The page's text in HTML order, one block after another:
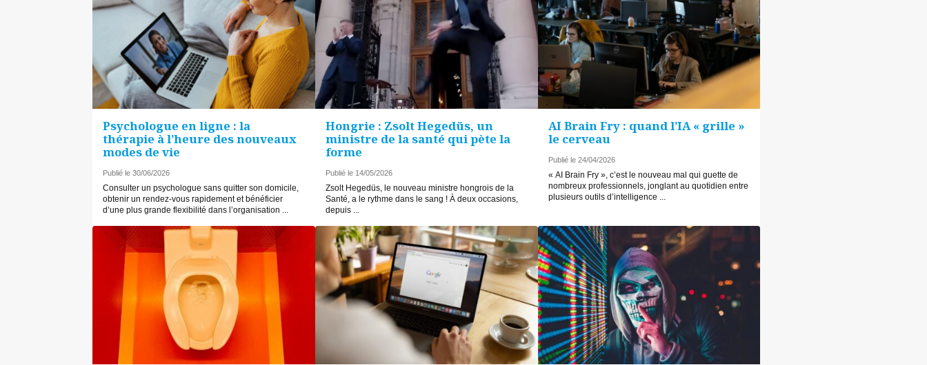
Psychologue en ligne : la
thérapie à l’heure des nouveaux
modes de vie
Publié le 30/06/2026
Consulter un psychologue sans quitter son domicile,
obtenir un rendez-vous rapidement et bénéficier
d’une plus grande flexibilité dans l’organisation ...
Hongrie : Zsolt Hegedüs, un
ministre de la santé qui pète la
forme
Publié le 14/05/2026
Zsolt Hegedüs, le nouveau ministre hongrois de la
Santé, a le rythme dans le sang ! À deux occasions,
depuis ...
AI Brain Fry : quand l’IA « grille »
le cerveau
Publié le 24/04/2026
« AI Brain Fry », c’est le nouveau mal qui guette de
nombreux professionnels, jonglant au quotidien entre
plusieurs outils d’intelligence ...